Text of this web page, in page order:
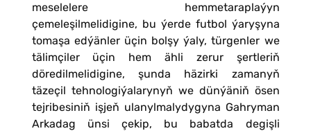
meselelere hemmetaraplaýyn
çemeleşilmelidigine, bu ýerde futbol ýaryşyna
tomaşa edýänler üçin bolşy ýaly, türgenler we
tälimçiler üçin hem ähli zerur şertleriň
döredilmelidigine, şunda häzirki zamanyň
täzeçil tehnologiýalarynyň we dünýäniň ösen
tejribesiniň işjeň ulanylmalydygyna Gahryman
Arkadag ünsi çekip, bu babatda degişli